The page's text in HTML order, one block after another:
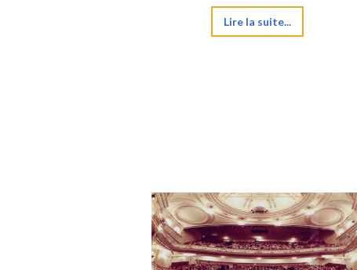
Lire la suite...